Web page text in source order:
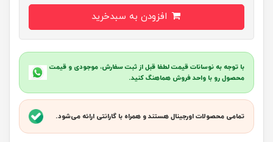
با توجه به نوسانات قیمت لطفا قبل از ثبت سفارش، موجودی و قیمت
محصول رو با واحد فروش هماهنگ کنید.
تمامی محصولات اورجینال هستند و همراه با گارانتی ارائه می‌شود.